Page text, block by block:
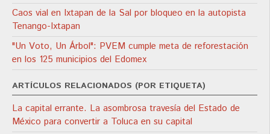
Caos vial en Ixtapan de la Sal por bloqueo en la autopista
Tenango-Ixtapan
"Un Voto, Un Árbol": PVEM cumple meta de reforestación
en los 125 municipios del Edomex
ARTÍCULOS RELACIONADOS (POR ETIQUETA)
La capital errante. La asombrosa travesía del Estado de
México para convertir a Toluca en su capital